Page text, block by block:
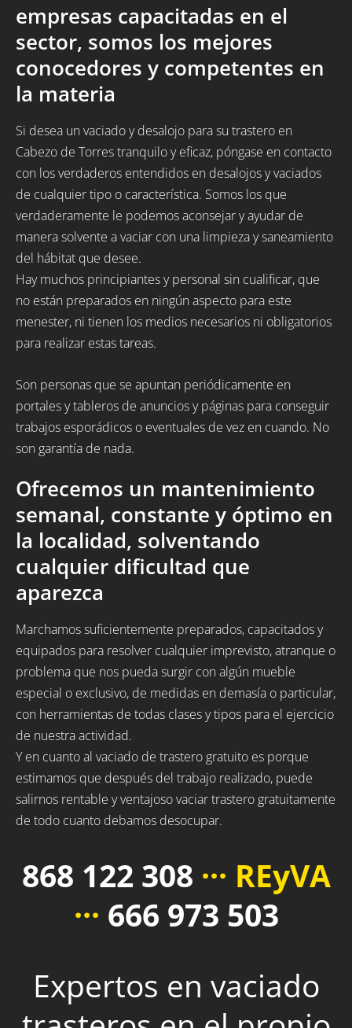
empresas capacitadas en el
sector, somos los mejores
conocedores y competentes en
la materia
Si desea un vaciado y desalojo para su trastero en
Cabezo de Torres tranquilo y eficaz, póngase en contacto
con los verdaderos entendidos en desalojos y vaciados
de cualquier tipo o característica. Somos los que
verdaderamente le podemos aconsejar y ayudar de
manera solvente a vaciar con una limpieza y saneamiento
del hábitat que desee.
Hay muchos principiantes y personal sin cualificar, que
no están preparados en ningún aspecto para este
menester, ni tienen los medios necesarios ni obligatorios
para realizar estas tareas.
Son personas que se apuntan periódicamente en
portales y tableros de anuncios y páginas para conseguir
trabajos esporádicos o eventuales de vez en cuando. No
son garantía de nada.
Ofrecemos un mantenimiento
semanal, constante y óptimo en
la localidad, solventando
cualquier dificultad que
aparezca
Marchamos suficientemente preparados, capacitados y
equipados para resolver cualquier imprevisto, atranque o
problema que nos pueda surgir con algún mueble
especial o exclusivo, de medidas en demasía o particular,
con herramientas de todas clases y tipos para el ejercicio
de nuestra actividad.
Y en cuanto al vaciado de trastero gratuito es porque
estimamos que después del trabajo realizado, puede
salirnos rentable y ventajoso vaciar trastero gratuitamente
de todo cuanto debamos desocupar.
868 122 308 ··· REyVA
··· 666 973 503
Expertos en vaciado